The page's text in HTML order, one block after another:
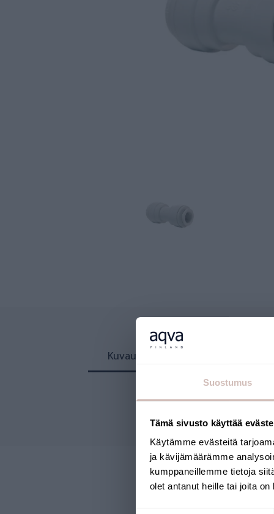
Suostumus
Tämä sivusto käyttää
Käytämme evästeitä
ja kävijämäärämme
kumppaneillemme tietoja
olet antanut heille tai joita
Kuvaus